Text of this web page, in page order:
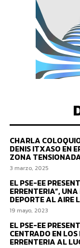
CHARLA
DENIS ITXASO EN
ZONA
3 marzo, 2025
EL PSE-EE
ERRENTERIA”,
DEPORTE AL AIRE
19 mayo, 2023
EL PSE-EE
CENTRADO EN
ERRENTERIA AL